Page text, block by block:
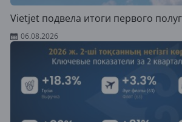
Vietjet подвела итоги первого
06.08.2026